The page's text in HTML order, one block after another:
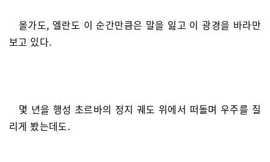
올가도, 엘란도 이 순간만큼은 말을 잃고 이 광경을 바라만
보고 있다.
몇 년을 행성 초르바의 정지 궤도 위에서 떠돌며 우주를 질
리게 봤는데도.